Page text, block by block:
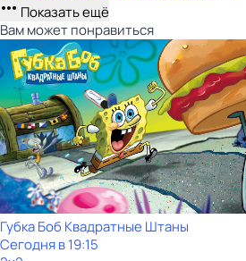
Показать ещё
Вам может понравиться
Губка Боб Квадратные Штаны
Сегодня в 19:15